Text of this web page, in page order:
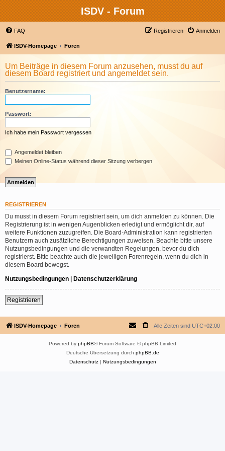
ISDV - Forum
FAQ Anmelden
Registrieren
ISDV-Homepage Foren
Um Beiträge in diesem Forum anzusehen, musst du auf
diesem Board registriert und angemeldet sein.
Benutzername:
Passwort:
Ich habe mein Passwort vergessen
Angemeldet bleiben
Meinen Online-Status während dieser Sitzung verbergen
REGISTRIEREN
Du musst in diesem Forum registriert sein, um dich anmelden zu können. Die
Registrierung ist in wenigen Augenblicken erledigt und ermöglicht dir, auf
weitere Funktionen zuzugreifen. Die Board-Administration kann registrierten
Benutzern auch zusätzliche Berechtigungen zuweisen. Beachte bitte unsere
Nutzungsbedingungen und die verwandten Regelungen, bevor du dich
registrierst. Bitte beachte auch die jeweiligen Forenregeln, wenn du dich in
diesem Board bewegst.
Nutzungsbedingungen | Datenschutzerklärung
Registrieren
ISDV-Homepage Foren Alle Zeiten sind UTC+02:00
Powered by phpBB® Forum Software © phpBB Limited
Deutsche Übersetzung durch phpBB.de
Datenschutz| Nutzungsbedingungen